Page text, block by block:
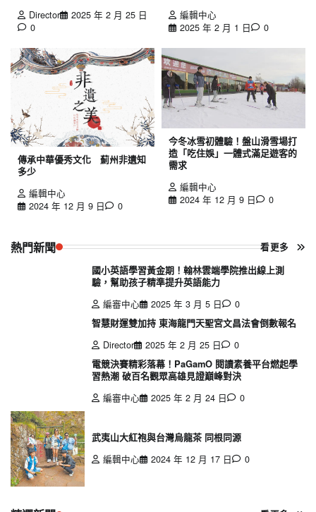
Director
2025 年 2 月 25 日
0
編輯中心
2025 年 2 月 1 日
0
傳承中華優秀文化 薊州非遺知
多少
編輯中心
2024 年 12 月 9 日
0
今冬冰雪初體驗！盤山滑雪場打
造「吃住娛」一體式滿足遊客的
需求
編輯中心
2024 年 12 月 9 日
0
熱門新聞 看更多
國小英語學習黃金期！翰林雲端學院推出線上測
驗，幫助孩子精準提升英語能力
編審中心
2025 年 3 月 5 日
0
智慧財運雙加持 東海龍門天聖宮文昌法會倒數報名
Director
2025 年 2 月 25 日
0
電競決賽精彩落幕！PaGamO 閱讀素養平台燃起學
習熱潮 破百名觀眾高雄見證巔峰對決
編審中心
2025 年 2 月 24 日 0
武夷山大紅袍與台灣烏龍茶 同根同源
編輯中心
2024 年 12 月 17 日 0